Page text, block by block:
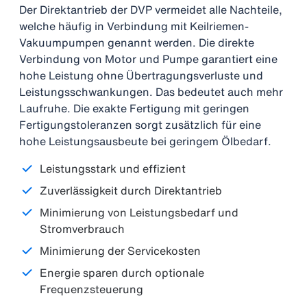
Der Direktantrieb der DVP vermeidet alle Nachteile,
welche häufig in Verbindung mit Keilriemen-
Vakuumpumpen genannt werden. Die direkte
Verbindung von Motor und Pumpe garantiert eine
hohe Leistung ohne Übertragungsverluste und
Leistungsschwankungen. Das bedeutet auch mehr
Laufruhe. Die exakte Fertigung mit geringen
Fertigungstoleranzen sorgt zusätzlich für eine
hohe Leistungsausbeute bei geringem Ölbedarf.
Leistungsstark und effizient
Zuverlässigkeit durch Direktantrieb
Minimierung von Leistungsbedarf und
Stromverbrauch
Minimierung der Servicekosten
Energie sparen durch optionale
Frequenzsteuerung